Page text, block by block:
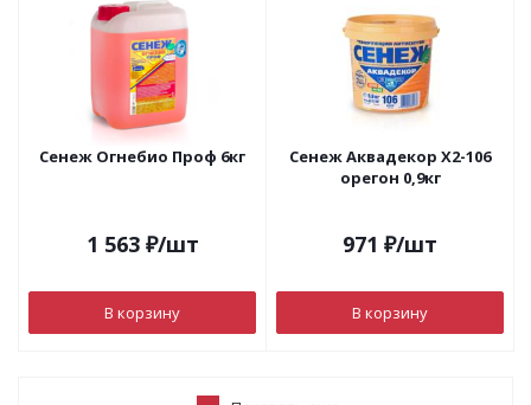
Сенеж Огнебио Проф 6кг
1 563₽/шт
В корзину
Сенеж Аквадекор Х2-106
орегон 0,9кг
971 ₽/шт
В корзину